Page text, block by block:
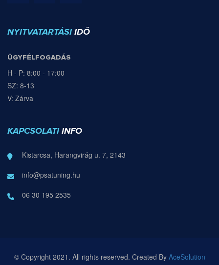
NYITVATARTÁSI IDŐ
ÜGYFÉLFOGADÁS
H - P: 8:00 - 17:00
SZ: 8-13
V: Zárva
KAPCSOLATI INFO
Kistarcsa, Harangvirág u. 7, 2143
info@psatuning.hu
06 30 195 2535
© Copyright 2021. All rights reserved. Created By AceSolution